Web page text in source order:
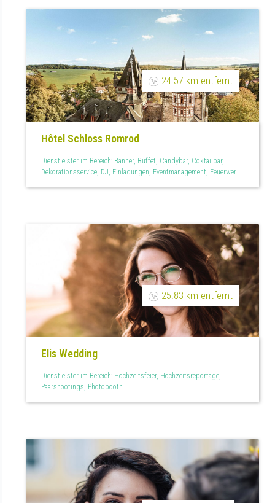
24.57 km entfernt
Hôtel Schloss Romrod
Dienstleister im Bereich: Banner, Buffet, Candybar, Coktailbar,
Dekorationsservice, DJ, Einladungen, Eventmanagement, Feuerwerk,
Raumdekoration, Restaurant, Scheune, Schloss, Süßes,
Tischdekoration, Tischkarten, Vegan, Wedding Planner, Zapfanlage
25.83 km entfernt
Elis Wedding
Dienstleister im Bereich: Hochzeitsfeier, Hochzeitsreportage,
Paarshootings, Photobooth